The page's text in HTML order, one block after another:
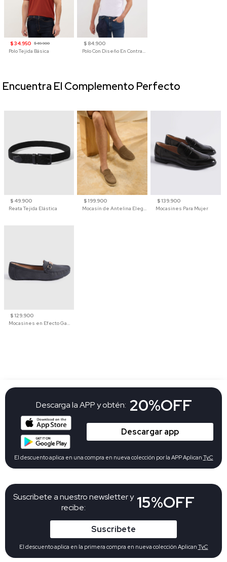
$ 34.950 $ 69.900
Polo Tejida Básica
$ 84.900
$ 49.900
Reata Tejida Elástica
$ 199.900
Mocasín de Antelina Elegante con Suela de Contraste Para Hombre
$ 139.900
Mocasines Para Mujer
$ 129.900
Mocasines en Efecto Gamuzado Para Mujer
Encuentra El Complemento Perfecto
Suscribete a nuestro newsletter y
recibe:
15%OFF
Suscribete
El descuento aplica en la primera compra en nueva colección Aplican TyC
Descarga la APP y obtén: 20%OFF
Descargar app
El descuento aplica en una compra en nueva colección por la APP Aplican TyC